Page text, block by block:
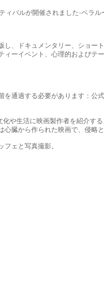
バルが開催されました-ベラ
、ドキュメンタリー、ショー
ーイベント、心理的およびテ
通過する必要があります：公
や生活に映画製作者を紹介す
臓から作られた映画で、侵略
ェと写真撮影。